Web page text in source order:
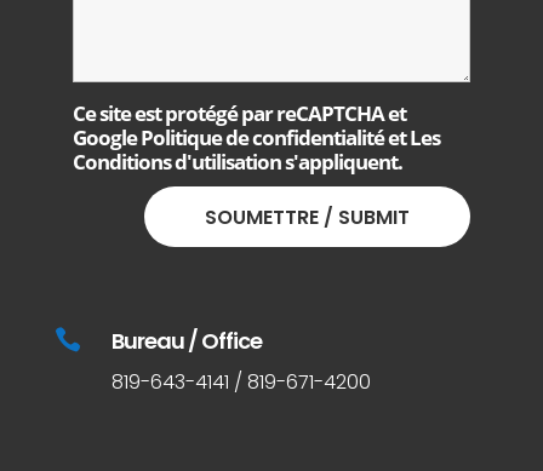
Ce site est protégé par reCAPTCHA et
GooglePolitique de confidentialitéetLes
Conditions d'utilisations'appliquent.
 Bureau / Office
819-643-4141 / 819-671-4200